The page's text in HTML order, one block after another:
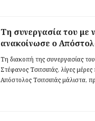
Τη συνεργασία του με
ανακοίνωσε ο
Τη διακοπή της συνεργασίας
Στέφανος Τσιτσιπάς, λίγες
Απόστολος Τσιτσιπάς μάλιστα,